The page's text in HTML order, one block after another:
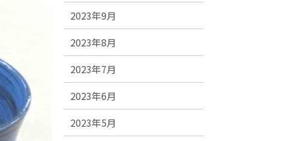
2023年9月
2023年8月
2023年7月
2023年6月
2023年5月